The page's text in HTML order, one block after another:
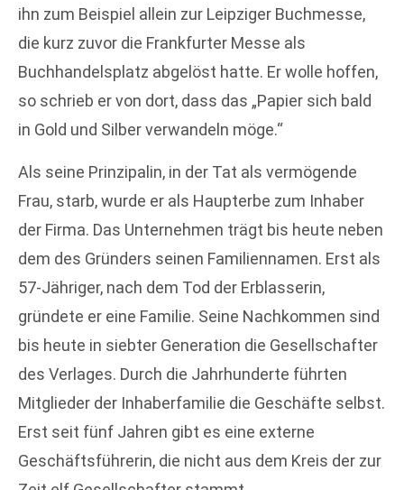
ihn zum Beispiel allein zur Leipziger Buchmesse,
die kurz zuvor die Frankfurter Messe als
Buchhandelsplatz abgelöst hatte. Er wolle hoffen,
so schrieb er von dort, dass das „Papier sich bald
in Gold und Silber verwandeln möge.“
Als seine Prinzipalin, in der Tat als vermögende
Frau, starb, wurde er als Haupterbe zum Inhaber
der Firma. Das Unternehmen trägt bis heute neben
dem des Gründers seinen Familiennamen. Erst als
57-Jähriger, nach dem Tod der Erblasserin,
gründete er eine Familie. Seine Nachkommen sind
bis heute in siebter Generation die Gesellschafter
des Verlages. Durch die Jahrhunderte führten
Mitglieder der Inhaberfamilie die Geschäfte selbst.
Erst seit fünf Jahren gibt es eine externe
Geschäftsführerin, die nicht aus dem Kreis der zur